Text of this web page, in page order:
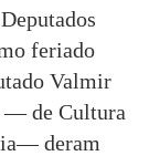
feriado
Valmir
— de Cultura
deram